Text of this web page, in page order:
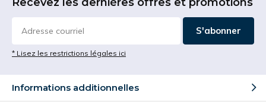
S'abonner
* Lisez les restrictions légales ici
Informations additionnelles